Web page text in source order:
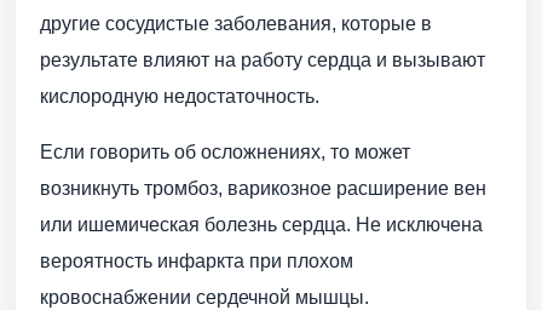
другие сосудистые заболевания, которые в
результате влияют на работу сердца и вызывают
кислородную недостаточность.
Если говорить об осложнениях, то может
возникнуть тромбоз, варикозное расширение вен
или ишемическая болезнь сердца. Не исключена
вероятность инфаркта при плохом
кровоснабжении сердечной мышцы.